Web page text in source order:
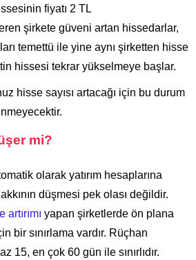
fiyatı 2 TL
şirkete güveni artan hissedarlar,
temettü ile yine aynı şirketten hisse
hissesi tekrar yükselmeye başlar.
hisse sayısı artacağı için bu durum
mi?
olarak yatırım hesaplarına
düşmesi pek olası değildir.
yapan şirketlerde ön plana
bir sınırlama vardır. Rüçhan
15, en çok 60 gün ile sınırlıdır.